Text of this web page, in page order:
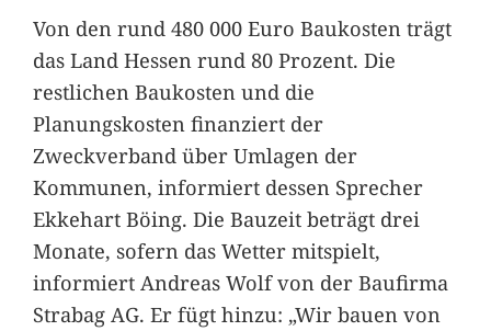
Von den rund 480 000 Euro Baukosten trägt
das Land Hessen rund 80 Prozent. Die
restlichen Baukosten und die
Planungskosten finanziert der
Zweckverband über Umlagen der
Kommunen, informiert dessen Sprecher
Ekkehart Böing. Die Bauzeit beträgt drei
Monate, sofern das Wetter mitspielt,
informiert Andreas Wolf von der Baufirma
Strabag AG. Er fügt hinzu: „Wir bauen von